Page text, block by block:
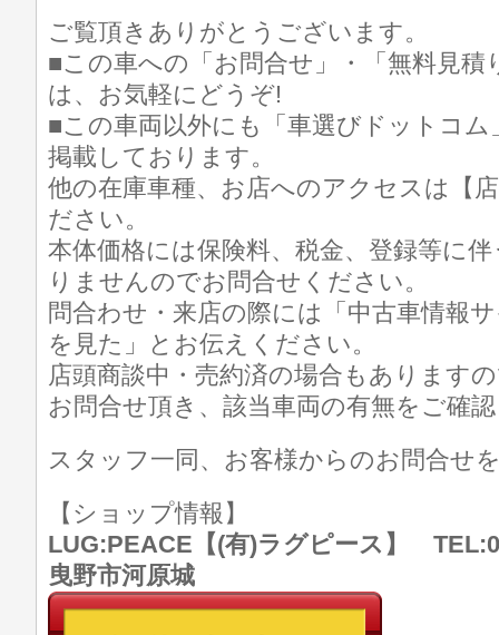
ご覧頂きありがとうございます。
■この車への「お問合せ」・「無料見積
は、お気軽にどうぞ!
■この車両以外にも「車選びドットコ
掲載しております。
他の在庫車種、お店へのアクセスは【
ださい。
本体価格には保険料、税金、登録等に
りませんのでお問合せください。
問合わせ・来店の際には「中古車情報
を見た」とお伝えください。
店頭商談中・売約済の場合もあります
お問合せ頂き、該当車両の有無をご確
スタッフ一同、お客様からのお問合せ
【ショップ情報】
LUG:PEACE【(有)ラグピース】
曳野市河原城